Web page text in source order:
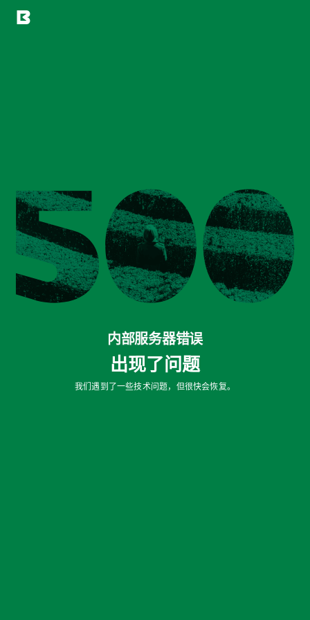
内部服务器错误
出现了问题
我们遇到了一些技术问题，但很快会恢复。